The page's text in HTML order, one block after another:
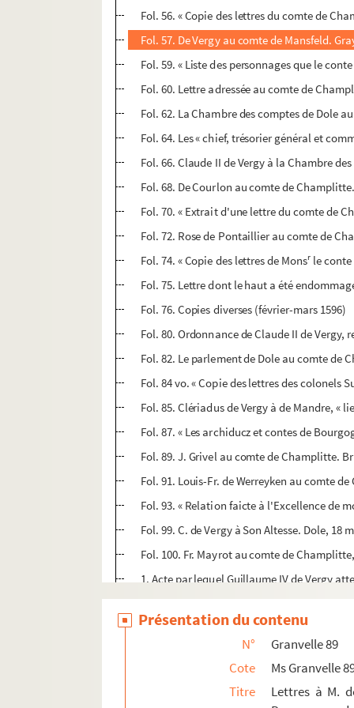
Fol. 56. « Copie des lettres du comte de
Fol. 57. De Vergy au comte de Mansfeld.
Fol. 59. « Liste des personnages que le
Fol. 60. Lettre adressée au comte de
Fol. 62. La Chambre des comptes de Dole
Fol. 64. Les « chief, trésorier général et
Fol. 66. Claude II de Vergy à la Chambre
Fol. 68. De Courlon au comte de
Fol. 70. « Extrait d'une lettre du comte de
Fol. 72. Rose de Pontaillier au comte de
Fol. 74. « Copie des lettres de Monsr le conte
Fol. 75. Lettre dont le haut a été
Fol. 76. Copies diverses (février-mars 1596)
Fol. 80. Ordonnance de Claude II de
Fol. 82. Le parlement de Dole au comte de
Fol. 84 vo. « Copie des lettres des colonels
Fol. 85. Clériadus de Vergy à de Mandre, «
Fol. 87. « Les archiducz et contes de
Fol. 89. J. Grivel au comte de Champlitte.
Fol. 91. Louis-Fr. de Werreyken au comte
Fol. 93. « Relation faicte à l'Excellence de
Fol. 99. C. de Vergy à Son Altesse. Dole, 18
Fol. 100. Fr. Mayrot au comte de
1. Acte par lequel Guillaume IV de Vergy
2. Claude de Vergy aux députés du
4. Le même certifie « avoir reçeu de
5. Reçu, par François Bonvalot,
6. Reçu, par Claude de Vergy, de la
7. Guillaume V de Vergy au curé de
Présentation du contenu
N°
Granvelle 89
Cote
Ms Granvelle
Titre
Lettres à M.